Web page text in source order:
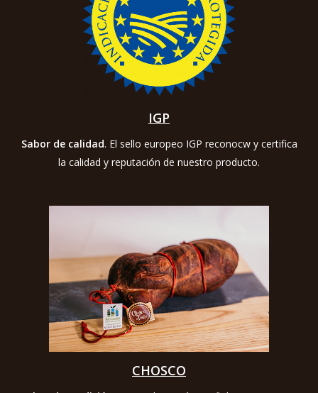
IGP
Sabor de calidad. El sello europeo IGP reconocw y certifica
la calidad y reputación de nuestro producto.
CHOSCO